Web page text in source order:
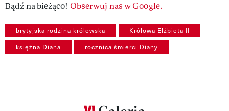
Bądź na bieżąco! Obserwuj nas w Google.
brytyjska rodzina królewska Królowa Elżbieta II
księżna Diana rocznica śmierci Diany